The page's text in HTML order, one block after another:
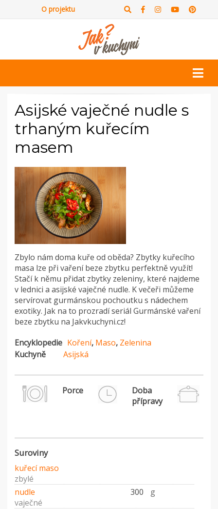
O projektu
Asijské vaječné nudle s
trhaným kuřecím
masem
Zbylo nám doma kuře od oběda? Zbytky kuřecího
masa lze při vaření beze zbytku perfektně využít!
Stačí k němu přidat zbytky zeleniny, které najdeme
v lednici a asijské vaječné nudle. K večeři můžeme
servírovat gurmánskou pochoutku s nádechem
exotiky. Jak na to prozradí seriál Gurmánské vaření
beze zbytku na Jakvkuchyni.cz!
Encyklopedie Koření, Maso, Zelenina
Kuchyně
Asijská
Porce
Doba
přípravy
Suroviny
kuřecí maso
zbylé
nudle
300
g
vaječné